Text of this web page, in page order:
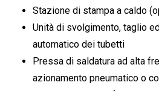
Stazione di stampa a caldo
Unità di svolgimento, taglio
automatico dei tubetti
Pressa di saldatura ad alta
azionamento pneumatico o